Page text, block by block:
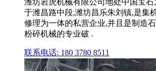
潍坊岩虎机械有限公司地处中国宝
于潍昌路中段,潍坊昌乐朱刘镇,是集
修理为一体的私营企业,并且是制造
粉碎机械的专业破 .
联系电话: 180 3780 8511